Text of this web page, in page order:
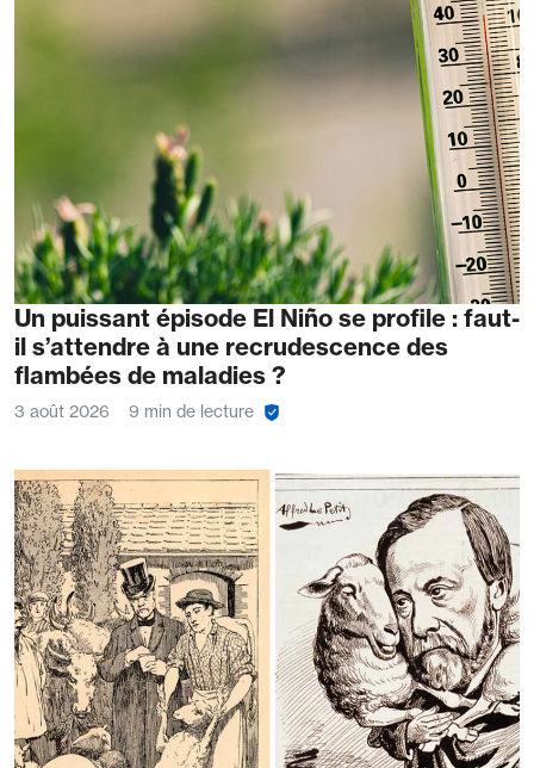
Un puissant épisode El Niño se profile : faut-
il s’attendre à une recrudescence des
flambées de maladies ?
3 août 2026 9 min de lecture